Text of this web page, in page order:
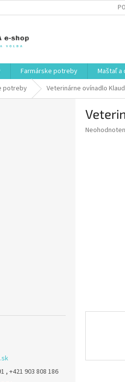
Farmárske potreby Maštaľ a
potreby Veterinárne ovínadlo
, +421 903 808 186
Priemerné